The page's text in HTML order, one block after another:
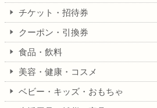
チケット・招待券
クーポン・引換券
食品・飲料
美容・健康・コスメ
ベビー・キッズ・おもちゃ